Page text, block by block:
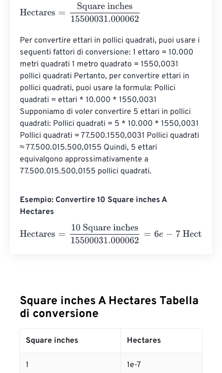
Hectares Square inches 15500031.000062
Per convertire ettari in pollici quadrati, puoi usare i
seguenti fattori di conversione: 1 ettaro = 10.000
metri quadrati 1 metro quadrato = 1550,0031
pollici quadrati Pertanto, per convertire ettari in
pollici quadrati, puoi usare la formula: Pollici
quadrati = ettari * 10.000 * 1550,0031
Supponiamo di voler convertire 5 ettari in pollici
quadrati: Pollici quadrati = 5 * 10.000 * 1550,0031
Pollici quadrati = 77.500.1550,0031 Pollici quadrati
≈ 77.500.015.500,0155 Quindi, 5 ettari
equivalgono approssimativamente a
77.500.015.500,0155 pollici quadrati.
Esempio: Convertire 10 Square inches A
Hectares
Hectares
10 Square inches15500031.000062= -
Square inches A Hectares Tabella
di conversione
Square inches Hectares
1 1e-7